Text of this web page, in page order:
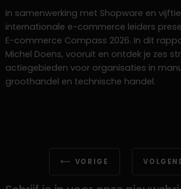
In samenwerking met Shopware en
internationale e-commerce leiders
E-commerce Compass 2026. In dit
Michel Doens, vooruit en ontdek je zes
actiegebieden voor organisaties in
groothandel en technische handel.
VORIGE